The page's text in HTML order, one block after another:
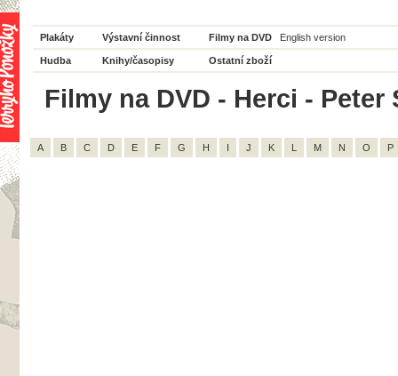
Plakáty Výstavní činnost Filmy na DVD English version
Hudba Knihy/časopisy Ostatní zboží
Filmy na DVD - Herci -
A B C D E F G H I J K L M N O P